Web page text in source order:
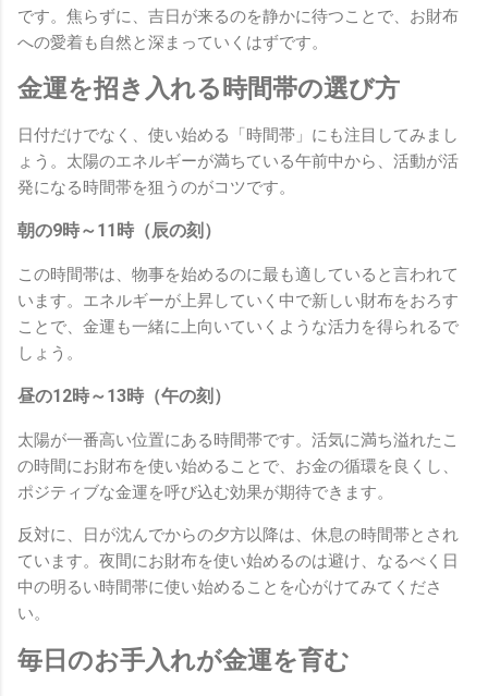
です。焦らずに、吉日が来るのを静かに待つことで、お財布
への愛着も自然と深まっていくはずです。
金運を招き入れる時間帯の選び方
日付だけでなく、使い始める「時間帯」にも注目してみまし
ょう。太陽のエネルギーが満ちている午前中から、活動が活
発になる時間帯を狙うのがコツです。
朝の9時～11時（辰の刻）
この時間帯は、物事を始めるのに最も適していると言われて
います。エネルギーが上昇していく中で新しい財布をおろす
ことで、金運も一緒に上向いていくような活力を得られるで
しょう。
昼の12時～13時（午の刻）
太陽が一番高い位置にある時間帯です。活気に満ち溢れたこ
の時間にお財布を使い始めることで、お金の循環を良くし、
ポジティブな金運を呼び込む効果が期待できます。
反対に、日が沈んでからの夕方以降は、休息の時間帯とされ
ています。夜間にお財布を使い始めるのは避け、なるべく日
中の明るい時間帯に使い始めることを心がけてみてくださ
い。
毎日のお手入れが金運を育む